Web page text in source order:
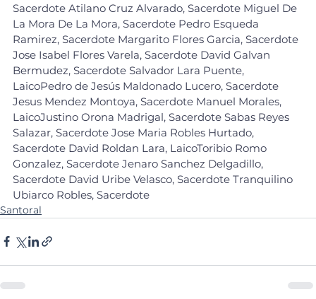
Sacerdote Atilano Cruz Alvarado, Sacerdote Miguel De
La Mora De La Mora, Sacerdote Pedro Esqueda
Ramirez, Sacerdote Margarito Flores Garcia, Sacerdote
Jose Isabel Flores Varela, Sacerdote David Galvan
Bermudez, Sacerdote Salvador Lara Puente,
LaicoPedro de Jesús Maldonado Lucero, Sacerdote
Jesus Mendez Montoya, Sacerdote Manuel Morales,
LaicoJustino Orona Madrigal, Sacerdote Sabas Reyes
Salazar, Sacerdote Jose Maria Robles Hurtado,
Sacerdote David Roldan Lara, LaicoToribio Romo
Gonzalez, Sacerdote Jenaro Sanchez Delgadillo,
Sacerdote David Uribe Velasco, Sacerdote Tranquilino
Ubiarco Robles, Sacerdote
Santoral